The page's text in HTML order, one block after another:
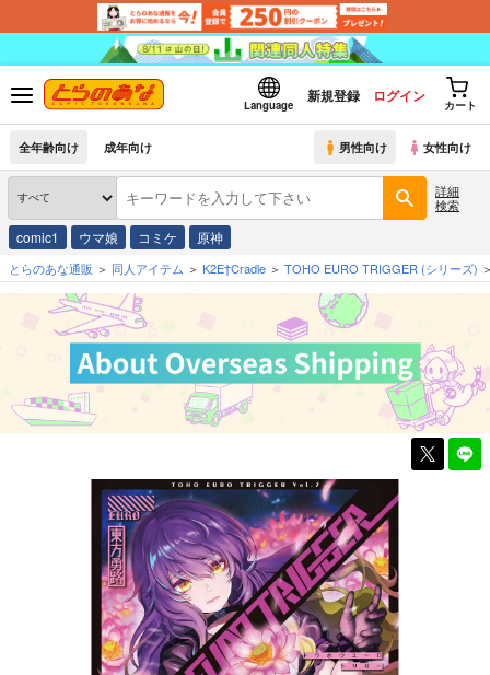
Language
新規登録 ログイン
カート
全年齢向け 成年向け 男性向け 女性向け
詳細
検索
comic1 ウマ娘 コミケ 原神
とらのあな通販 同人アイテム K2E†Cradle TOHO EURO TRIGGER (シリーズ)